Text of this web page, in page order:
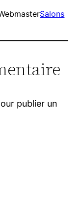
Salons
publier un